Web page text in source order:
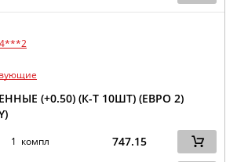
4***2
(+0.50) (К-Т 10ШТ) (ЕВРО 2)
1 компл 747.15